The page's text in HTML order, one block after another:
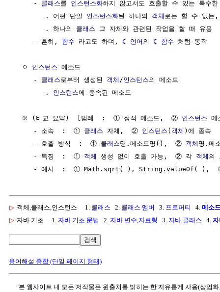
     -
클래스를 인스턴스화하지 않고서도 호출할 수 있는 특수한
        . 어떤 단일
인스턴스화된 하나의 객체 로는 할 수 없는,
        . 하나의
클래스 그 자체와 관련된 작업을 할 때 유용
     - 흔히,
함수 라고도 하며, C 언어 의 C 함수 처럼 동작
  ㅇ
인스턴스 메소드
     -
클래스 로부터 생성된 객체 /인스턴스의 메소드
        .
인스턴스에 종속된 메소드
  ※ (비교 요약)  [범례  :  ① 정적 메소드,  ②
인스턴스 메
     - 소속  :  ①
클래스 자체,  ② 인스턴스 ( 객체 )에 종속
     - 호출 방식  :  ①
클래스명.메소드명(),  ② 객체 명.메
     - 특징  :  ①
객체 생성 없이 호출 가능,  ② 각 객체 의
▷ 객체,클래스,인스턴스 1. 클래스 2. 클래스 멤버 3. 프로퍼티 4. 메소
▷ 자바 기초 1. 자바 기초 문법 2. 자바 변수,자료형 3. 자바 클래스 4.
검색
용어해설 종합 (단일 페이지 형태)
"본 웹사이트 내 모든 저작물은 원출처를 밝히는 한 자유롭게 사용(상업